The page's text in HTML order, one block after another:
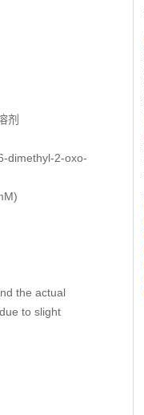
剂
dimethyl-2-oxo-
the actual
to slight